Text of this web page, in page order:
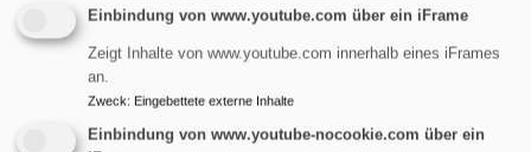
St. Maria Magdalena - Tennenlohe
evangelisch in Tennenlohe und im World Wide Web
Einbindung von www.youtube.com über ein iFrame
Zeigt Inhalte von www.youtube.com innerhalb eines iFrames
an.
Zweck: Eingebettete externe Inhalte
Einbindung von www.youtube-nocookie.com über ein